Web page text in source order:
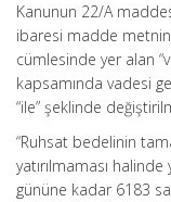
Kanunun 22/A
ibaresi madde
cümlesinde yer alan
kapsamında vadesi
“ile” şeklinde
“Ruhsat bedelinin
yatırılmaması halinde
gününe kadar 6183